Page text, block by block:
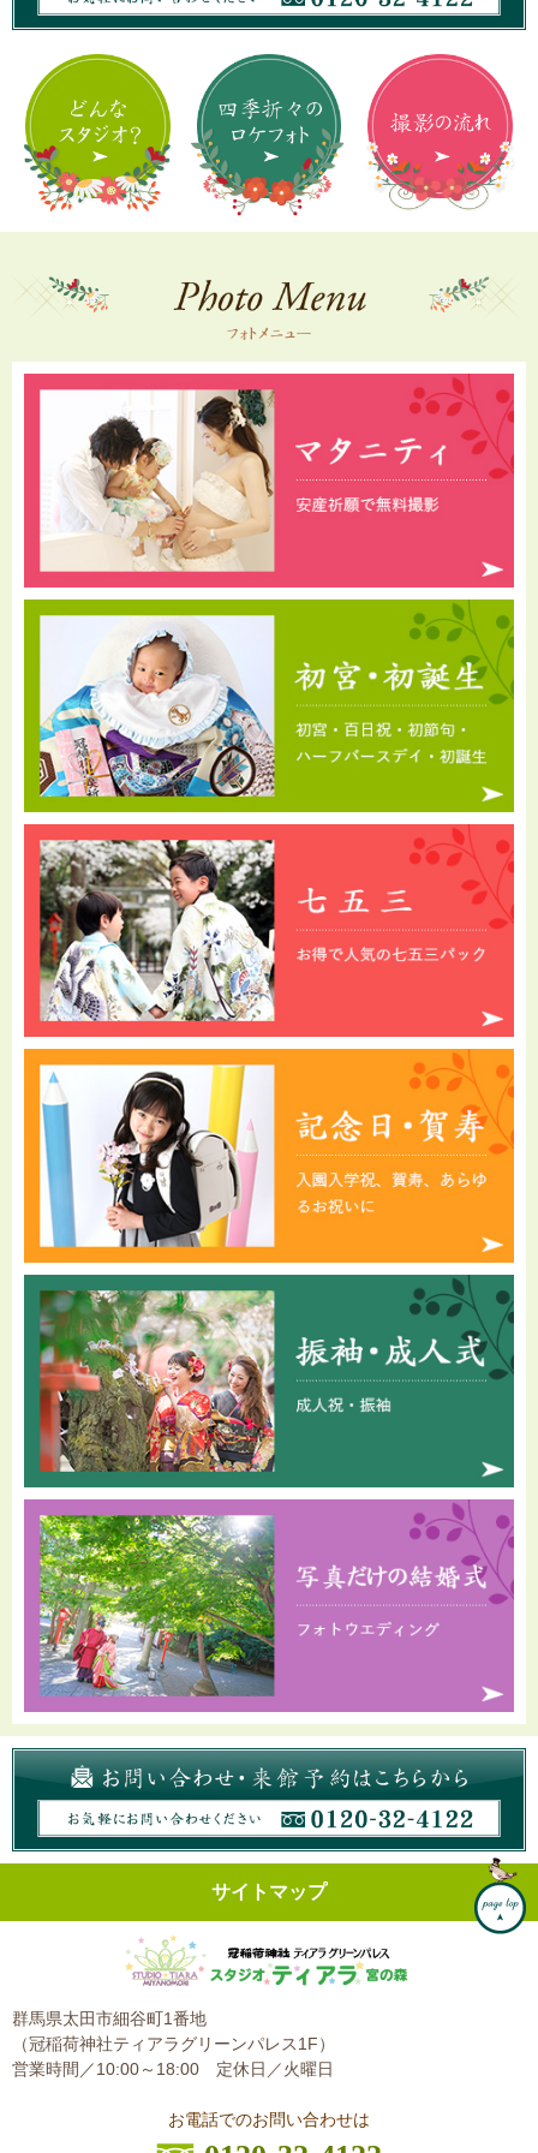
サイトマップ
群馬県太田市細谷町1番地
（冠稲荷神社ティアラグリーンパレス1F）
営業時間／10:00～18:00 定休日／火曜日
お電話でのお問い合わせは